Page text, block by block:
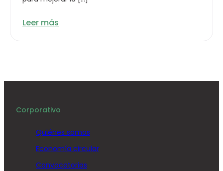
Leer más
Corporativo
Quiénes somos
Economía circular
Convocatorias